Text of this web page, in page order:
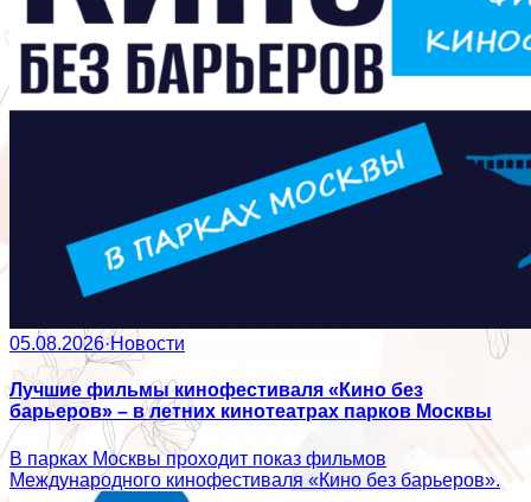
05.08.2026·Новости
Лучшие фильмы кинофестиваля «Кино без
барьеров» – в летних кинотеатрах парков Москвы
В парках Москвы проходит показ фильмов
Международного кинофестиваля «Кино без барьеров».